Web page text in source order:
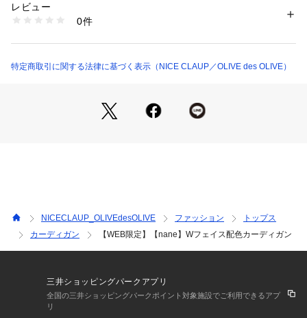
・ゆとりあるシルエットで体型カバーにもぴったり
・ざっくりとしたVネックデザインなのでレイヤードコーデも
■STYLING
ツブラウス合わせでキレイ見えなスタイリングもおすすめ
・Wフェイスでほどよく厚みがあるため、ライトアウターとし
＊＊＊＊＊＊＊＊＊＊＊＊＊＊＊＊＊＊＊＊＊＊＊
※力強くスナップボタン外すと、ボタンが取れてしまう可能性
＜ お気に入り追加がおすすめ ＞
商品番号：
5052050500 （ショップ）
レビュー
0件
特定商取引に関する法律に基づく表示（NICE CLAUP／OLIVE des OLIVE）
NICECLAUP_OLIVEdesOLIVE ファッション
トップス
カーディガン
【WEB限定】【nane】Wフェイス配色カーディガン
三井ショッピングパークアプリ
全国の三井ショッピングパークポイント対象施設でご利用できるアプ
リ